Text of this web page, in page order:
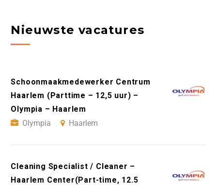
Nieuwste vacatures
Schoonmaakmedewerker Centrum
Haarlem (Parttime – 12,5 uur) –
Olympia – Haarlem
Olympia
Haarlem
Cleaning Specialist / Cleaner –
Haarlem Center(Part-time, 12.5